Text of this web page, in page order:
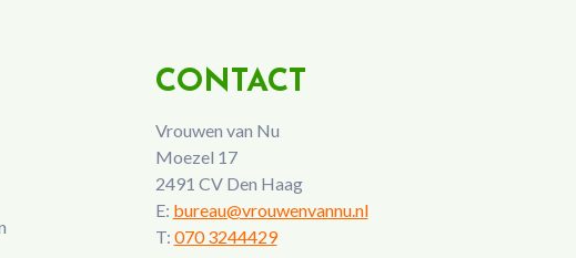
CONTACT
Vrouwen van Nu
Moezel 17
2491 CV Den Haag
E: bureau@vrouwenvannu.nl
T: 070 3244429